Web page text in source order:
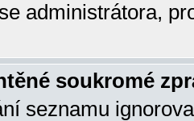
administrátora,
soukromé
seznamu